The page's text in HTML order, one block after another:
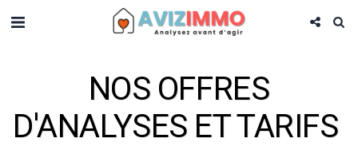
NOS OFFRES
D'ANALYSES ET TARIFS